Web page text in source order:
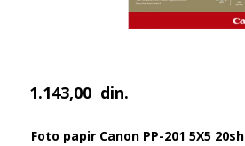
1.143,00 din.
Foto papir Canon PP-201 5X5 20sh